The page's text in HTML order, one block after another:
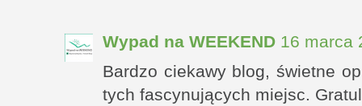
Wypad na WEEKEND 16 marca
Bardzo ciekawy blog, świetne
tych fascynujących miejsc.